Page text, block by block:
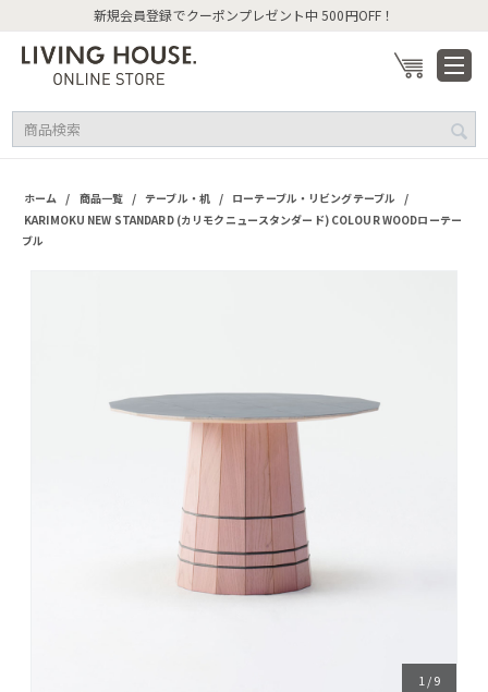
新規会員登録でクーポンプレゼント中 500円OFF！
ホーム / 商品一覧 / テーブル・机 / ローテーブル・リビングテーブル /
KARIMOKU NEW STANDARD (カリモクニュースタンダード) COLOUR WOODローテー
ブル
1 /9